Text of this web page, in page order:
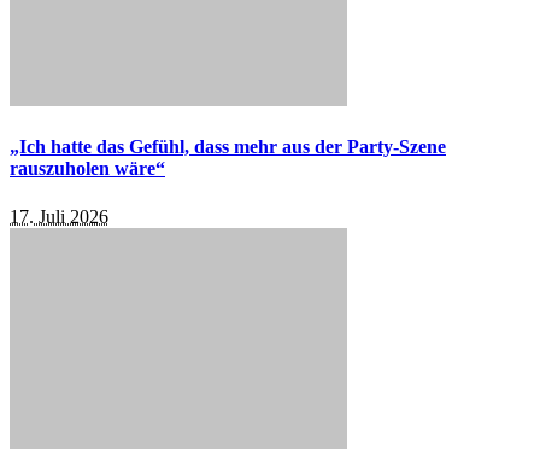
„Ich hatte das Gefühl, dass mehr aus der Party-Szene
rauszuholen wäre“
17. Juli 2026